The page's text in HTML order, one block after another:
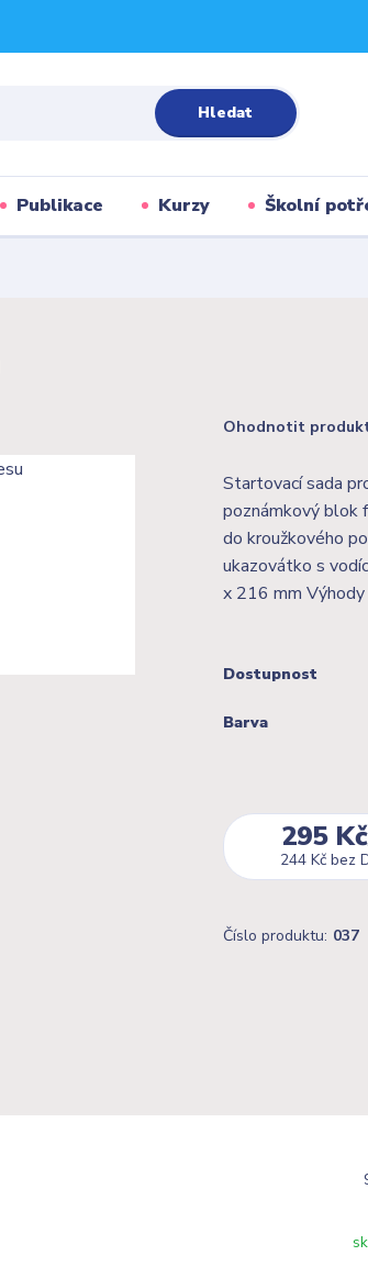
Hledat
Publikace Kurzy Školní
Ohodnotit
Startovací sada
poznámkový blok
do kroužkového
ukazovátko s
x 216 mm Výhody
Dostupnost
Barva
295 Kč
244 Kč bez
Číslo produktu: 037